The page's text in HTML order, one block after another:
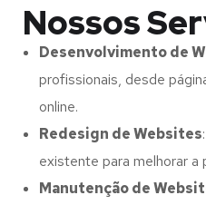
Nossos
Desenvolvimento de
profissionais, desde
online.
Redesign de Websites
existente para melhorar a
Manutenção de